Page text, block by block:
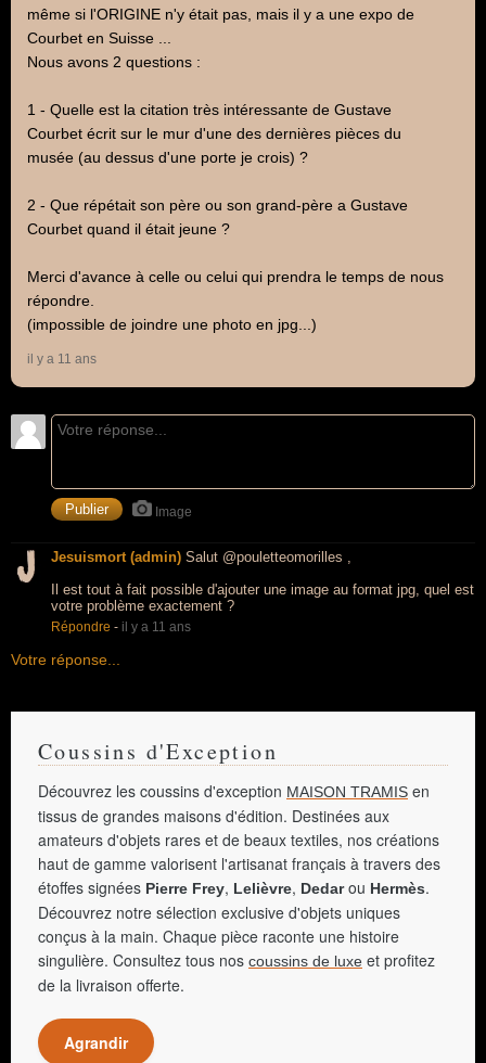
même si l'ORIGINE n'y était pas, mais il y a une expo de
Courbet en Suisse ...
Nous avons 2 questions :
1 - Quelle est la citation très intéressante de Gustave
Courbet écrit sur le mur d'une des dernières pièces du
musée (au dessus d'une porte je crois) ?
2 - Que répétait son père ou son grand-père a Gustave
Courbet quand il était jeune ?
Merci d'avance à celle ou celui qui prendra le temps de nous
répondre.
(impossible de joindre une photo en jpg...)
il y a 11 ans
Image
Jesuismort (admin) Salut @pouletteomorilles ,
Il est tout à fait possible d'ajouter une image au format jpg, quel est
votre problème exactement ?
Répondre - il y a 11 ans
Votre réponse...
Coussins d'Exception
Découvrez les coussins d'exception MAISON TRAMIS en
tissus de grandes maisons d'édition. Destinées aux
amateurs d'objets rares et de beaux textiles, nos créations
haut de gamme valorisent l'artisanat français à travers des
étoffes signées Pierre Frey, Lelièvre, Dedarou Hermès.
Découvrez notre sélection exclusive d'objets uniques
conçus à la main. Chaque pièce raconte une histoire
singulière. Consultez tous nos coussins de luxe et profitez
de la livraison offerte.
Agrandir